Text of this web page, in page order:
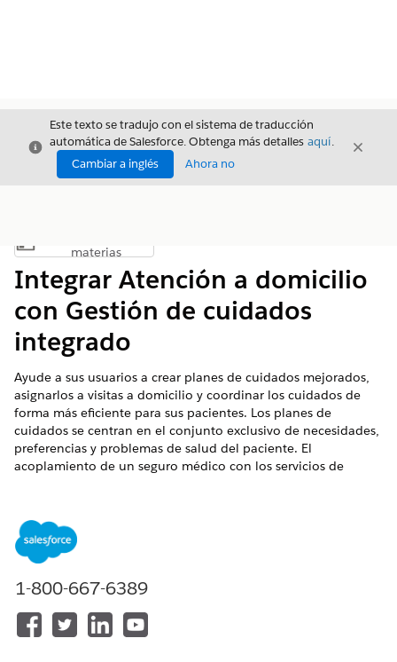
Cerrar
Este texto se tradujo con el sistema de traducción
automática de Salesforce. Obtenga más detalles aquí.
Cambiar a inglés
Ahora no
Cerrar
Mostrar índice de materias
materias
Integrar Atención a domicilio
con Gestión de cuidados
integrado
Ayude a sus usuarios a crear planes de cuidados mejorados,
asignarlos a visitas a domicilio y coordinar los cuidados de
forma más eficiente para sus pacientes. Los planes de
cuidados se centran en el conjunto exclusivo de necesidades,
preferencias y problemas de salud del paciente. El
acoplamiento de un seguro médico con los servicios de
EDICIONES NECESARIAS
La integración de Atención a domicilio con Gestión de
cuidados integrada facilita a sus usuarios la tarea de
establecer un plan de acción integral que describa los
objetivos de cuidados de un paciente y las actividades de
salud planificadas.
1-800-667-6389